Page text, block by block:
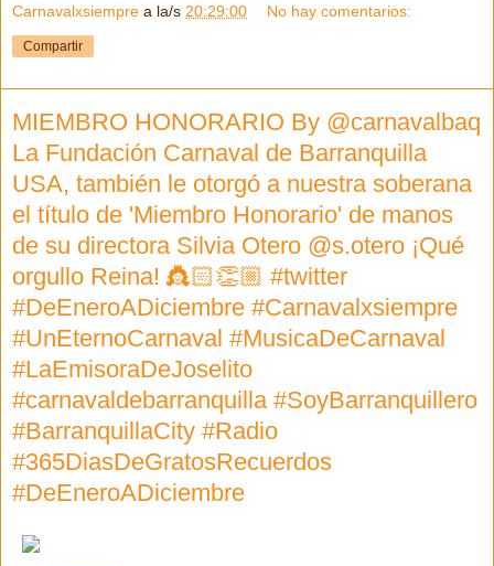
Carnavalxsiempre a la/s 20:29:00 No hay comentarios:
Compartir
MIEMBRO HONORARIO By @carnavalbaq
La Fundación Carnaval de Barranquilla
USA, también le otorgó a nuestra soberana
el título de 'Miembro Honorario' de manos
de su directora Silvia Otero @s.otero ¡Qué
orgullo Reina! 👸🏻👏🏼 #twitter
#DeEneroADiciembre #Carnavalxsiempre
#UnEternoCarnaval #MusicaDeCarnaval
#LaEmisoraDeJoselito
#carnavaldebarranquilla #SoyBarranquillero
#BarranquillaCity #Radio
#365DiasDeGratosRecuerdos
#DeEneroADiciembre